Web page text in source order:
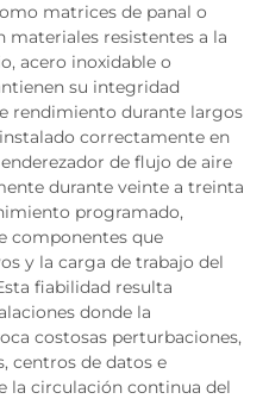
matrices de panal o
materiales resistentes a la
acero inoxidable o
su integridad
rendimiento durante largos
correctamente en
de flujo de aire
durante veinte a treinta
programado,
componentes que
y la carga de trabajo del
fiabilidad resulta
donde la
costosas perturbaciones,
centros de datos e
la circulación continua del